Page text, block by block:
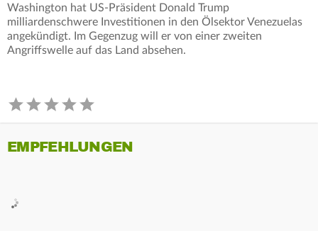
Washington hat US-Präsident Donald Trump
milliardenschwere Investitionen in den Ölsektor Venezuelas
angekündigt. Im Gegenzug will er von einer zweiten
Angriffswelle auf das Land absehen.
EMPFEHLUNGEN